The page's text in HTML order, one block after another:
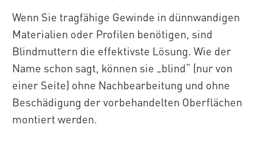
Wenn Sie tragfähige Gewinde in dünnwandigen
Materialien oder Profilen benötigen, sind
Blindmuttern die effektivste Lösung. Wie der
Name schon sagt, können sie „blind“ (nur von
einer Seite) ohne Nachbearbeitung und ohne
Beschädigung der vorbehandelten Oberflächen
montiert werden.